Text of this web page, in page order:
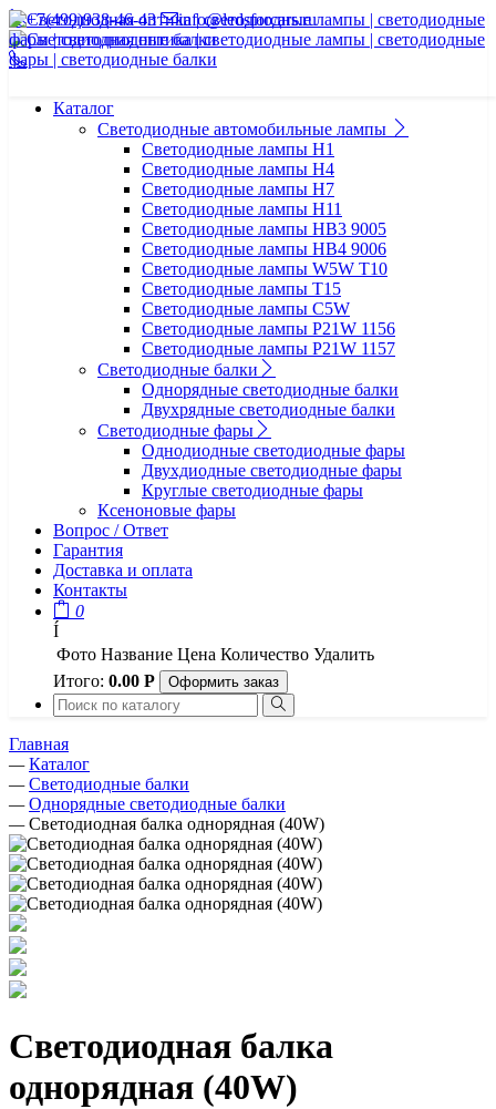
+7(499)938-46-43 info@ledsforcars.ru
Каталог
Светодиодные автомобильные лампы
Светодиодные лампы H1
Светодиодные лампы H4
Светодиодные лампы H7
Светодиодные лампы H11
Светодиодные лампы HB3 9005
Светодиодные лампы HB4 9006
Светодиодные лампы W5W T10
Светодиодные лампы T15
Светодиодные лампы C5W
Светодиодные лампы P21W 1156
Светодиодные лампы P21W 1157
Светодиодные балки
Однорядные светодиодные балки
Двухрядные светодиодные балки
Светодиодные фары
Однодиодные светодиодные фары
Двухдиодные светодиодные фары
Круглые светодиодные фары
Ксеноновые фары
Вопрос / Ответ
Гарантия
Доставка и оплата
Контакты
0
Í
Фото Название Цена Количество Удалить
Итого: 0.00 Р Оформить заказ
Главная
—Каталог
—Светодиодные балки
—Однорядные светодиодные балки
—Светодиодная балка однорядная (40W)
Светодиодная балка
однорядная (40W)